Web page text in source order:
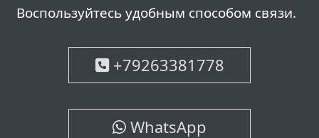
Воспользуйтесь удобным способом связи.
+79263381778
WhatsApp